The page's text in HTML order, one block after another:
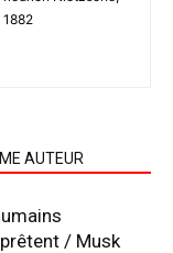
AUTEUR
prêtent / Musk